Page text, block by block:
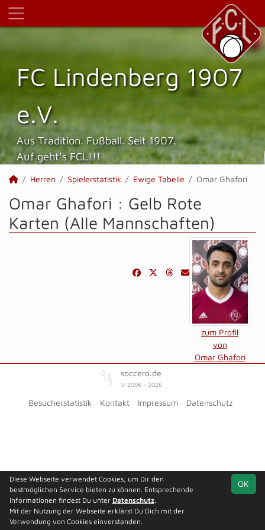
FC Lindenberg 1907
e.V.
Aus Tradition. Fußball. Seit 1907.
Auf geht's FCL!!!
Herren Spielerstatistik Ewige Tabelle Omar Ghafori
Omar Ghafori : Gelb Rote
Karten (Alle Mannschaften)
zum Profil
von
Omar Ghafori
soccero.de
© 2006 - 2026
Besucherstatistik Kontakt Impressum Datenschutz
OK
Diese Webseite verwendet Cookies, um Dir den
bestmöglichen Service bieten zu können. Entsprechende
Informationen findest Du unter Datenschutz.
Mit der Nutzung der Webseite erklärst Du Dich mit der
Verwendung von Cookies einverstanden.